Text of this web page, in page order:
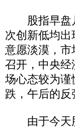
股指早盘几
次创新低均
意愿淡漠，
召开，中央
场心态较为
跌，午后的反
由于今天股